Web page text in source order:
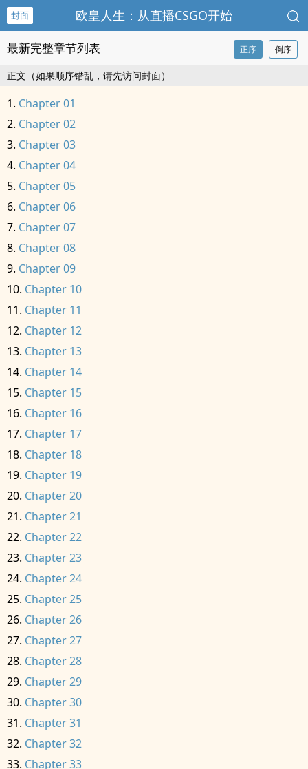
封面 欧皇人生：从直播CSGO开始
最新完整章节列表 正序 倒序
正文（如果顺序错乱，请先访问封面）
Chapter 01
Chapter 02
Chapter 03
Chapter 04
Chapter 05
Chapter 06
Chapter 07
Chapter 08
Chapter 09
Chapter 10
Chapter 11
Chapter 12
Chapter 13
Chapter 14
Chapter 15
Chapter 16
Chapter 17
Chapter 18
Chapter 19
Chapter 20
Chapter 21
Chapter 22
Chapter 23
Chapter 24
Chapter 25
Chapter 26
Chapter 27
Chapter 28
Chapter 29
Chapter 30
Chapter 31
Chapter 32
Chapter 33